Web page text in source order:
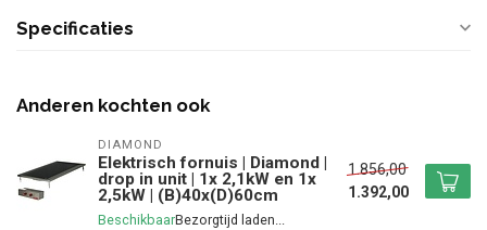
Specificaties
Anderen kochten ook
DIAMOND
Elektrisch fornuis | Diamond |
drop in unit | 1x 2,1kW en 1x
2,5kW | (B)40x(D)60cm
Beschikbaar
1.856,00
1.392,00